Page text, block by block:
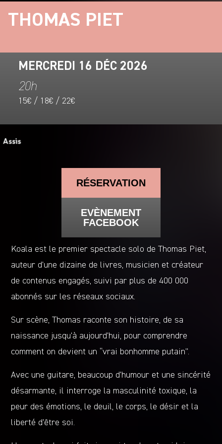
THOMAS PIET
MERCREDI 16 DÉC 2026
20h
15€ / 18€ / 22€
RÉSERVATION
EVÈNEMENT
FACEBOOK
Koala est le premier spectacle solo de Thomas Piet,
auteur d’une dizaine de livres, musicien et créateur
de contenus engagés, suivi par plus de 400 000
abonnés sur les réseaux sociaux.
Sur scène, Thomas raconte son histoire, de sa
naissance jusqu’à aujourd’hui, pour comprendre
comment on devient un “vrai bonhomme putain”.
Avec une guitare, beaucoup d’humour et une sincérité
désarmante, il interroge la masculinité toxique, la
peur des émotions, le deuil, le corps, le désir et la
liberté d’être soi.